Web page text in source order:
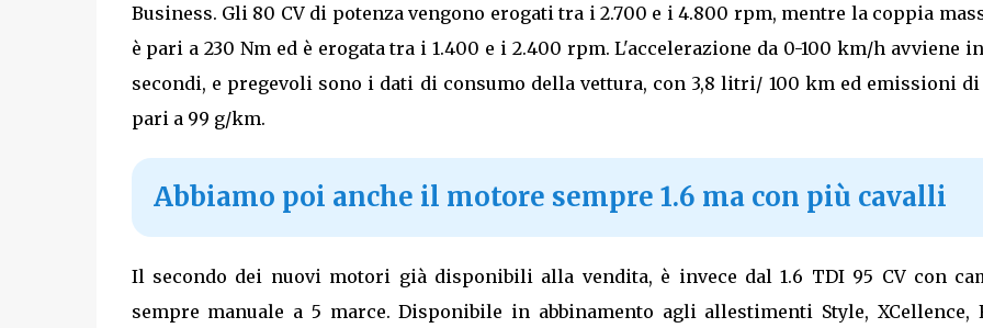
Business. Gli 80 CV di potenza vengono erogati tra i 2.700 e i 4.800 rpm, mentre la coppia
è pari a 230 Nm ed è erogata tra i 1.400 e i 2.400 rpm. L'accelerazione da 0-100 km/h avviene in
secondi, e pregevoli sono i dati di consumo della vettura, con 3,8 litri/ 100 km ed emissioni di
pari a 99 g/km.
Abbiamo poi anche il motore sempre 1.6 ma con più cavalli
Il secondo dei nuovi motori già disponibili alla vendita, è invece dal 1.6 TDI 95 CV con
sempre manuale a 5 marce. Disponibile in abbinamento agli allestimenti Style, XCellence,